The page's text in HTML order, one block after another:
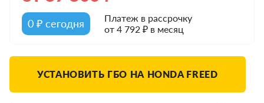
0 ₽ сегодня
Платеж в рассрочку
от 4 792 ₽ в месяц
УСТАНОВИТЬ ГБО НА HONDA FREED